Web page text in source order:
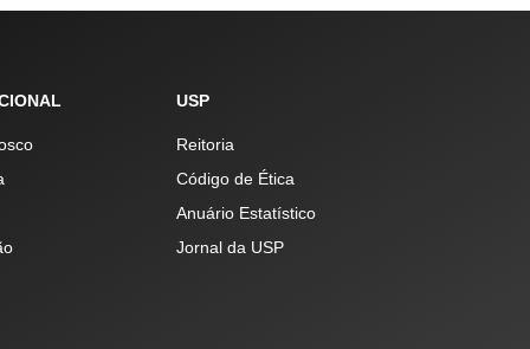
USP
Reitoria
Código de Ética
Anuário Estatístico
Jornal da USP